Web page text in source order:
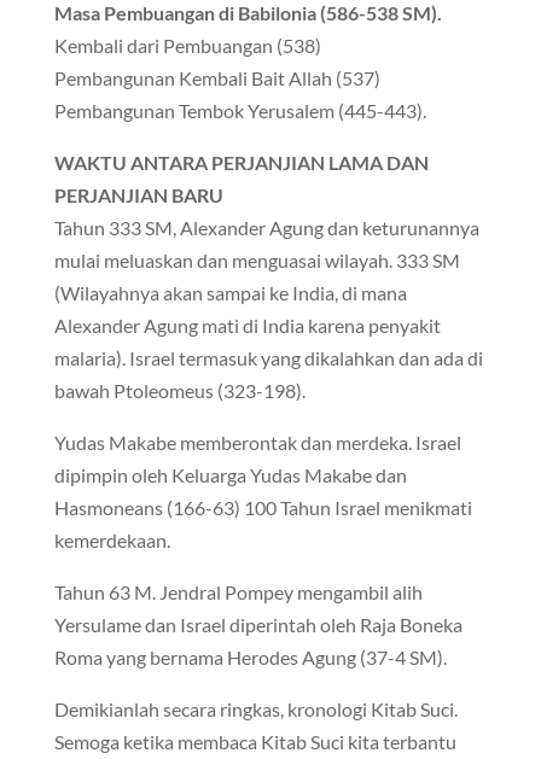
Masa Pembuangan di Babilonia (586-538 SM).
Kembali dari Pembuangan (538)
Pembangunan Kembali Bait Allah (537)
Pembangunan Tembok Yerusalem (445-443).
WAKTU ANTARA PERJANJIAN LAMA DAN
PERJANJIAN BARU
Tahun 333 SM, Alexander Agung dan keturunannya
mulai meluaskan dan menguasai wilayah. 333 SM
(Wilayahnya akan sampai ke India, di mana
Alexander Agung mati di India karena penyakit
malaria). Israel termasuk yang dikalahkan dan ada di
bawah Ptoleomeus (323-198).
Yudas Makabe memberontak dan merdeka. Israel
dipimpin oleh Keluarga Yudas Makabe dan
Hasmoneans (166-63) 100 Tahun Israel menikmati
kemerdekaan.
Tahun 63 M. Jendral Pompey mengambil alih
Yersulame dan Israel diperintah oleh Raja Boneka
Roma yang bernama Herodes Agung (37-4 SM).
Demikianlah secara ringkas, kronologi Kitab Suci.
Semoga ketika membaca Kitab Suci kita terbantu